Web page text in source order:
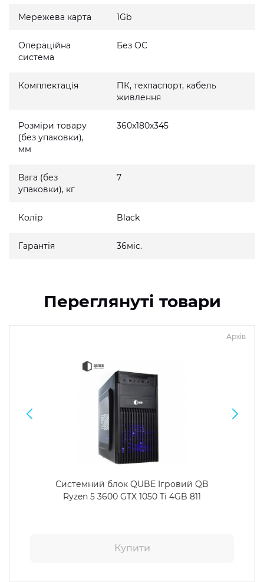
Мережева карта 1Gb
Операційна
система
Без ОС
Комплектація
ПК, техпаспорт, кабель
живлення
Розміри товару
(без упаковки),
мм
360x180x345
Вага (без
упаковки), кг
7
Колір Black
Гарантія 36міс.
Переглянуті товари
Архів
Системний блок QUBE Ігровий QB
Ryzen 5 3600 GTX 1050 Ti 4GB 811
Купити